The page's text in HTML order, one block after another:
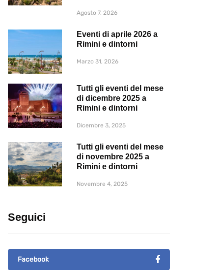
Agosto 7, 2026
Eventi di aprile 2026 a
Rimini e dintorni
Marzo 31, 2026
Tutti gli eventi del mese
di dicembre 2025 a
Rimini e dintorni
Dicembre 3, 2025
Tutti gli eventi del mese
di novembre 2025 a
Rimini e dintorni
Novembre 4, 2025
Seguici
Facebook